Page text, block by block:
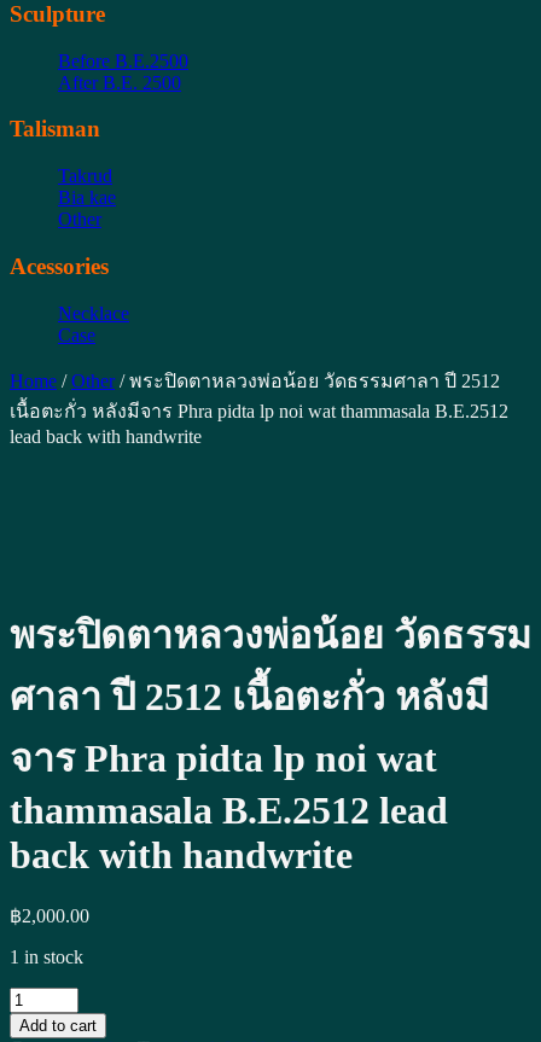
Sculpture
Before B.E.2500
After B.E. 2500
Talisman
Takrud
Bia kae
Other
Acessories
Necklace
Case
Home /Other/ พระปิดตาหลวงพ่อน้อย วัดธรรมศาลา ปี 2512
เนื้อตะกั่ว หลังมีจาร Phra pidta lp noi wat thammasala B.E.2512
lead back with handwrite
พระปิดตาหลวงพ่อน้อย วัดธรรม
ศาลา ปี 2512 เนื้อตะกั่ว หลังมี
จาร Phra pidta lp noi wat
thammasala B.E.2512 lead
back with handwrite
฿2,000.00
1 in stock
พระ
ปิดAdd to cart